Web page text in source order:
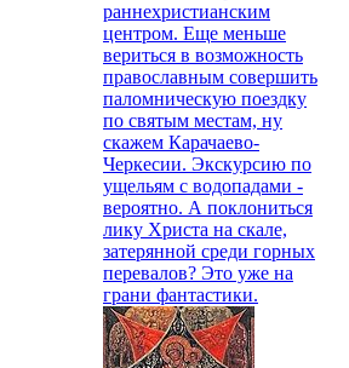
раннехристианским
центром. Еще меньше
вериться в возможность
православным совершить
паломническую поездку
по святым местам, ну
скажем Карачаево-
Черкесии. Экскурсию по
ущельям с водопадами -
вероятно. А поклониться
лику Христа на скале,
затерянной среди горных
перевалов? Это уже на
грани фантастики.